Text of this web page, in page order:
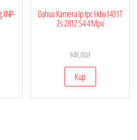
Dahua Kamera Ip Ipc Hdw1431T
Zs 2812 S4 4 Mpx
949,00zł
Kup